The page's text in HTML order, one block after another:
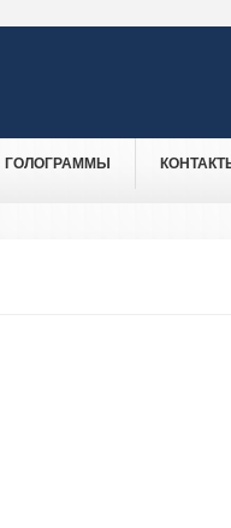
ГОЛОГРАММЫ